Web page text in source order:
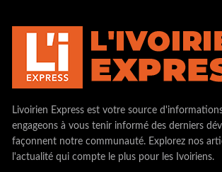
Livoirien Express est votre source
engageons à vous tenir informé des derniers
façonnent notre communauté. Explorez nos
l'actualité qui compte le plus pour les Ivoiriens.